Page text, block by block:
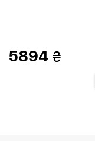
5894